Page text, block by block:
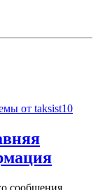
от taksist10
сообщения.